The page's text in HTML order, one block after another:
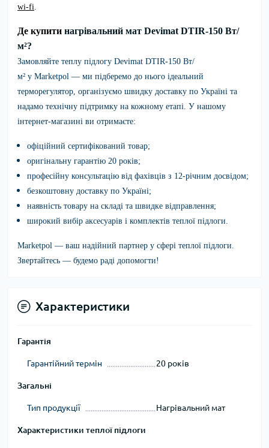
wi-fi
Де купити нагрівальний мат Devimat DTIR-150 Вт/
м²?
Замовляйте теплу підлогу Devimat DTIR-150 Вт/
м² у Marketpol — ми підберемо до нього ідеальний
терморегулятор, організуємо швидку доставку по Україні та
надамо технічну підтримку на кожному етапі. У нашому
інтернет-магазині ви отримаєте:
офіційний сертифікований товар;
оригінальну гарантію 20 років;
професійну консультацію від фахівців з 12-річним досвідом;
безкоштовну доставку по Україні;
наявність товару на складі та швидке відправлення;
широкий вибір аксесуарів і комплектів теплої підлоги.
Marketpol — ваш надійний партнер у сфері теплої підлоги.
Звертайтесь — будемо раді допомогти!
Характеристики
Гарантія
Гарантійний термін 20 років
Загальні
Тип продукції Нагрівальний мат
Характеристики теплої підлоги